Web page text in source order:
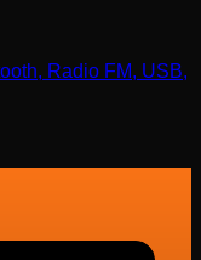
Radio FM, USB,